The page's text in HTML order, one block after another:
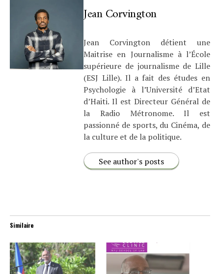
Jean Corvington
Jean Corvington détient une
Maitrise en Journalisme à l’École
supérieure de journalisme de Lille
(ESJ Lille). Il a fait des études en
Psychologie à l’Université d’Etat
d’Haiti. Il est Directeur Général de
la Radio Métronome. Il est
passionné de sports, du Cinéma, de
la culture et de la politique.
See author's posts
Similaire